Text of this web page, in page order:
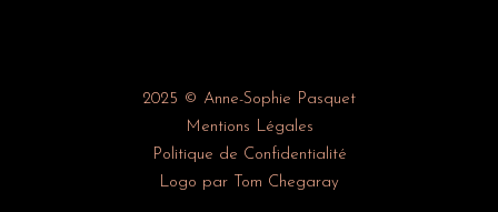
2025 © Anne-Sophie Pasquet
Mentions Légales
Politique de Confidentialité
Logo par Tom Chegaray